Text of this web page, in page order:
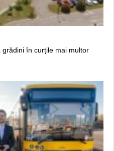
în curțile mai multor